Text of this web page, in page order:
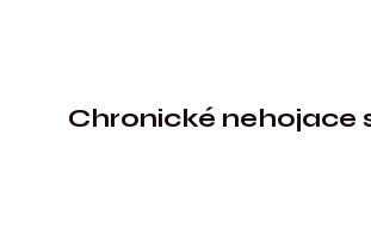
Chronické nehojace